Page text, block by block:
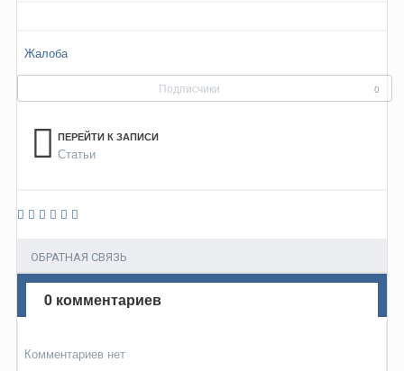
Жалоба
Подписчики 0
ПЕРЕЙТИ К ЗАПИСИ
Статьи
ОБРАТНАЯ СВЯЗЬ
0 комментариев
Комментариев нет